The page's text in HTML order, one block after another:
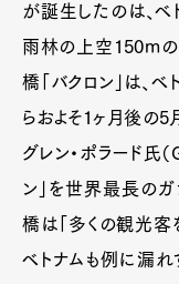
が誕生したのは、
雨林の上空150mの
橋「バクロン」は、
らおよそ1ヶ月後の
グレン・ポラード氏
ン」を世界最長の
橋は「多くの観光客
ベトナムも例に漏